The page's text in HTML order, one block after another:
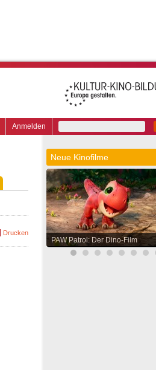
Anmelden
Drucken
Neue Kinofilme
PAW Patrol: Der Dino-Film